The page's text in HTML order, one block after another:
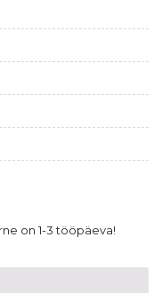
on 1-3 tööpäeva!